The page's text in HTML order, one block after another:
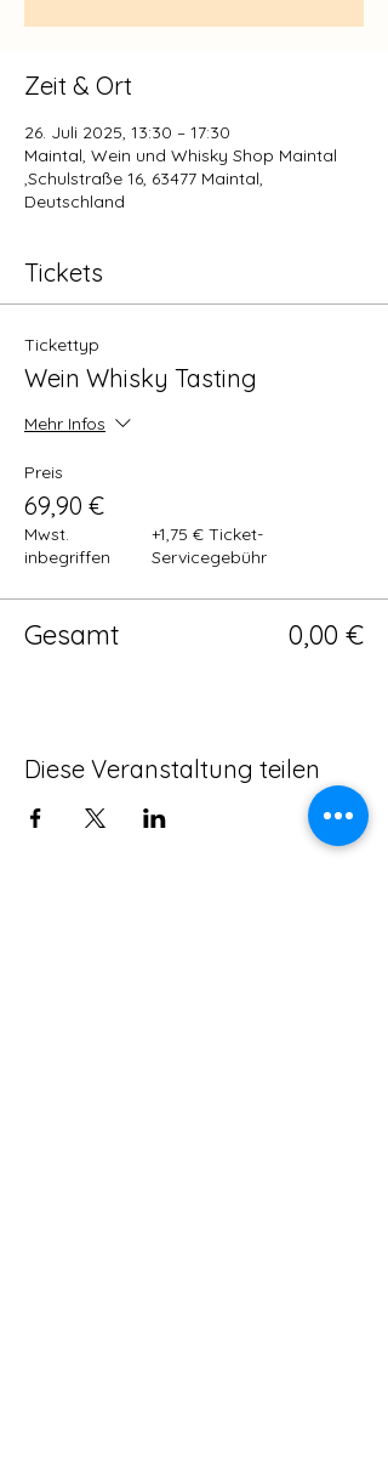
Zeit & Ort
26. Juli 2025, 13:30 – 17:30
Maintal, Wein und Whisky Shop Maintal
,Schulstraße 16, 63477 Maintal,
Deutschland
Tickets
Tickettyp
Wein Whisky Tasting
Mehr Infos
Preis
69,90 €
Mwst.
inbegriffen
+1,75 € Ticket-
Servicegebühr
Gesamt 0,00 €
Diese Veranstaltung teilen